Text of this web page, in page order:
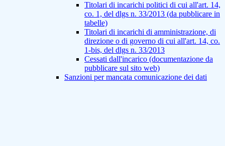
Titolari di incarichi politici di cui all'art. 14,
co. 1, del dlgs n. 33/2013 (da pubblicare in
tabelle)
Titolari di incarichi di amministrazione, di
direzione o di governo di cui all'art. 14, co.
1-bis, del dlgs n. 33/2013
Cessati dall'incarico (documentazione da
pubblicare sul sito web)
Sanzioni per mancata comunicazione dei dati